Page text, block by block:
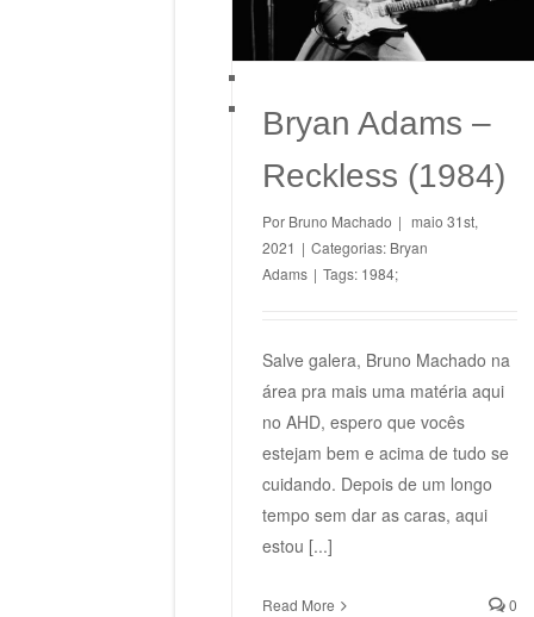
Bryan Adams –
Reckless (1984)
Por Bruno Machado | maio 31st,
2021 | Categorias: Bryan
Adams | Tags: 1984;
Salve galera, Bruno Machado na
área pra mais uma matéria aqui
no AHD, espero que vocês
estejam bem e acima de tudo se
cuidando. Depois de um longo
tempo sem dar as caras, aqui
estou [...]
Read More 0